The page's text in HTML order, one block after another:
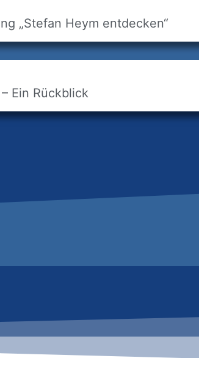
„Stefan Heym entdecken“
– Ein Rückblick